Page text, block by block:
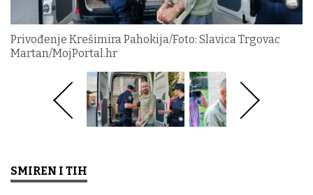
Privođenje Krešimira Pahokija/Foto: Slavica Trgovac
Martan/MojPortal.hr
SMIREN I TIH